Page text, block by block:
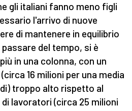
gli italiani fanno meno figli
l'arrivo di nuove
di mantenere in equilibrio
del tempo, si è
in una colonna, con un
16 milioni per una media
troppo alto rispetto al
lavoratori (circa 25 milioni